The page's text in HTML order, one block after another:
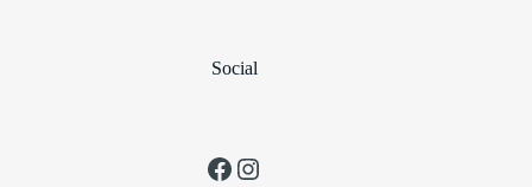
Social
Facebook
Instagram